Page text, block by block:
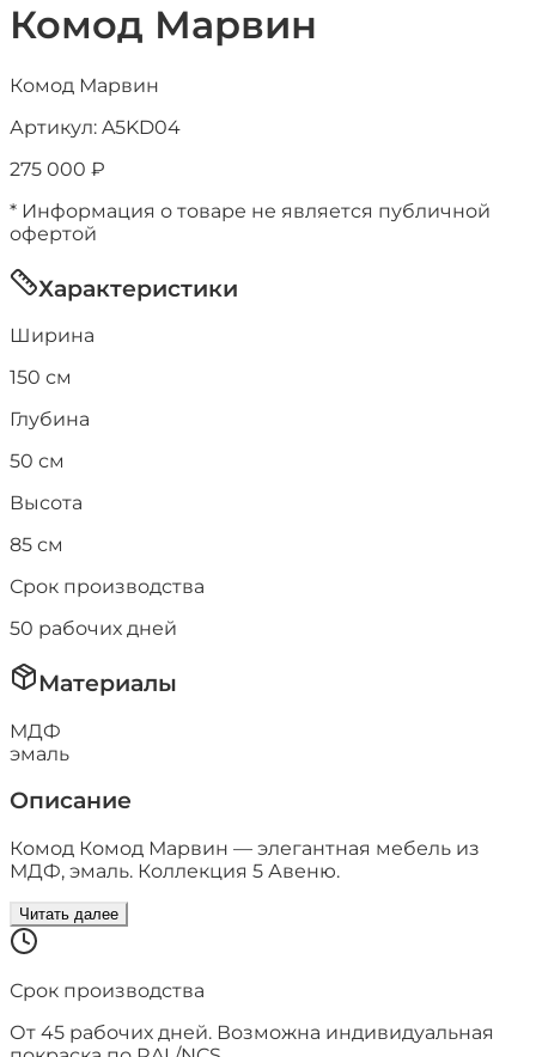
Комод Марвин
Комод Марвин
Артикул: A5KD04
275 000 ₽
* Информация о товаре не является публичной
офертой
Характеристики
Ширина
150 см
Глубина
50 см
Высота
85 см
Срок производства
50 рабочих дней
Материалы
МДФ
эмаль
Описание
Комод Комод Марвин — элегантная мебель из
МДФ, эмаль. Коллекция 5 Авеню.
Читать далее
Срок производства
От 45 рабочих дней. Возможна индивидуальная